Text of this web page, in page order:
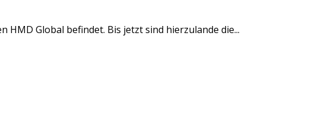
Global befindet. Bis jetzt sind hierzulande die...